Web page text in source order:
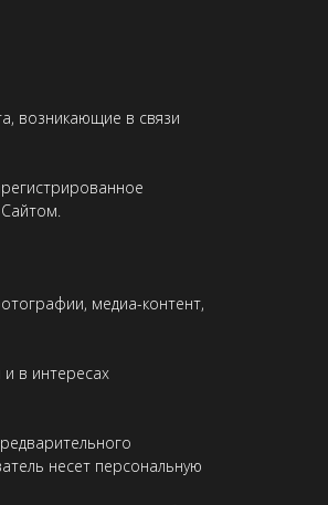
возникающие в связи
медиа-контент,
в интересах
несет персональную